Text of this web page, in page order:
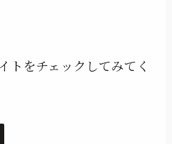
トをチェックしてみてく